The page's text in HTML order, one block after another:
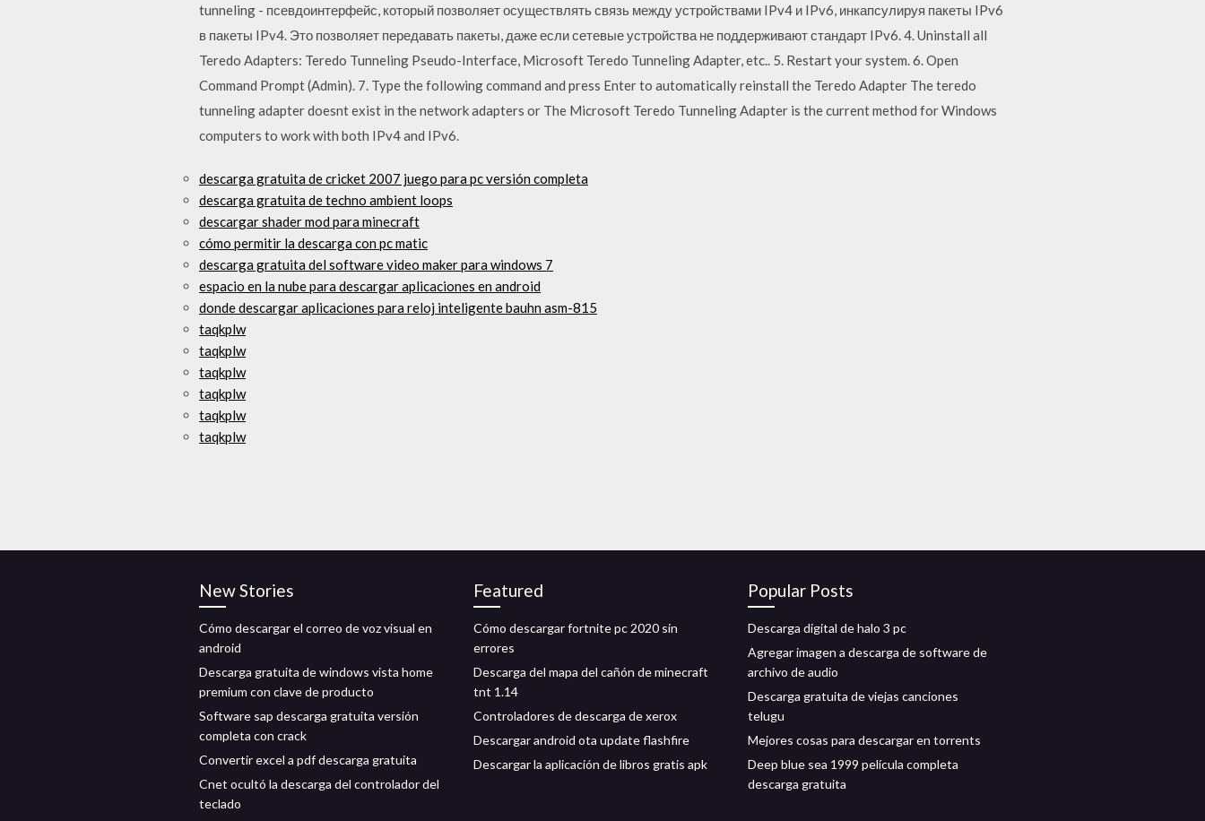
tunneling - псевдоинтерфейс, который позволяет осуществлять связь между устройствами IPv4 и IPv6, инкапсулируя пакеты IPv6
в пакеты IPv4. Это позволяет передавать пакеты, даже если сетевые устройства не поддерживают стандарт IPv6. 4. Uninstall all
Teredo Adapters: Teredo Tunneling Pseudo-Interface, Microsoft Teredo Tunneling Adapter, etc.. 5. Restart your system. 6. Open
Command Prompt (Admin). 7. Type the following command and press Enter to automatically reinstall the Teredo Adapter The teredo
tunneling adapter doesnt exist in the network adapters or The Microsoft Teredo Tunneling Adapter is the current method for Windows
computers to work with both IPv4 and IPv6.
descarga gratuita de cricket 2007 juego para pc versión completa
descarga gratuita de techno ambient loops
descargar shader mod para minecraft
cómo permitir la descarga con pc matic
descarga gratuita del software video maker para windows 7
espacio en la nube para descargar aplicaciones en android
donde descargar aplicaciones para reloj inteligente bauhn asm-815
taqkplw
taqkplw
taqkplw
taqkplw
taqkplw
taqkplw
New Stories
Cómo descargar el correo de voz visual en
android
Descarga gratuita de windows vista home
premium con clave de producto
Software sap descarga gratuita versión
completa con crack
Convertir excel a pdf descarga gratuita
Cnet ocultó la descarga del controlador del
teclado
Featured
Cómo descargar fortnite pc 2020 sin
errores
Descarga del mapa del cañón de minecraft
tnt 1.14
Controladores de descarga de xerox
Descargar android ota update flashfire
Descargar la aplicación de libros gratis apk
Popular Posts
Descarga digital de halo 3 pc
Agregar imagen a descarga de software de
archivo de audio
Descarga gratuita de viejas canciones
telugu
Mejores cosas para descargar en torrents
Deep blue sea 1999 película completa
descarga gratuita